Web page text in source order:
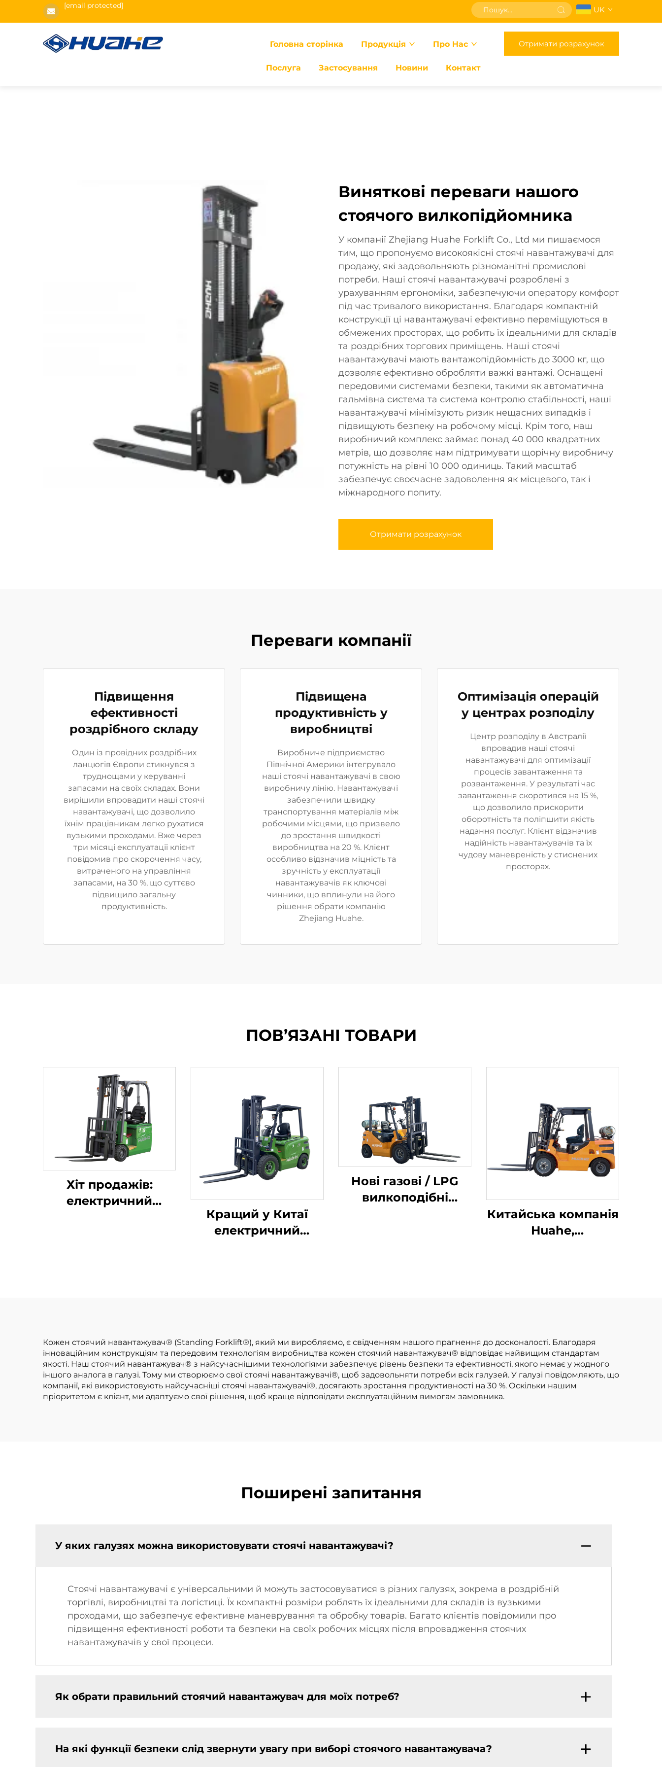
[email protected] UK
Головна сторінка Продукція Про Нас
Послуга Застосування Новини Контакт
Отримати розрахунок
Виняткові переваги нашого
стоячого вилкопідйомника
У компанії Zhejiang Huahe Forklift Co., Ltd ми пишаємося
тим, що пропонуємо високоякісні стоячі навантажувачі для
продажу, які задовольняють різноманітні промислові
потреби. Наші стоячі навантажувачі розроблені з
урахуванням ергономіки, забезпечуючи оператору комфорт
під час тривалого використання. Благодаря компактній
конструкції ці навантажувачі ефективно переміщуються в
обмежених просторах, що робить їх ідеальними для складів
та роздрібних торгових приміщень. Наші стоячі
навантажувачі мають вантажопідйомність до 3000 кг, що
дозволяє ефективно обробляти важкі вантажі. Оснащені
передовими системами безпеки, такими як автоматична
гальмівна система та система контролю стабільності, наші
навантажувачі мінімізують ризик нещасних випадків і
підвищують безпеку на робочому місці. Крім того, наш
виробничий комплекс займає понад 40 000 квадратних
метрів, що дозволяє нам підтримувати щорічну виробничу
потужність на рівні 10 000 одиниць. Такий масштаб
забезпечує своєчасне задоволення як місцевого, так і
міжнародного попиту.
Отримати розрахунок
Переваги компанії
Підвищення
ефективності
роздрібного складу
Один із провідних роздрібних
ланцюгів Європи стикнувся з
труднощами у керуванні
запасами на своїх складах. Вони
вирішили впровадити наші стоячі
навантажувачі, що дозволило
їхнім працівникам легко рухатися
вузькими проходами. Вже через
три місяці експлуатації клієнт
повідомив про скорочення часу,
витраченого на управління
запасами, на 30 %, що суттєво
підвищило загальну
продуктивність.
Підвищена
продуктивність у
виробництві
Виробниче підприємство
Північної Америки інтегрувало
наші стоячі навантажувачі в свою
виробничу лінію. Навантажувачі
забезпечили швидку
транспортування матеріалів між
робочими місцями, що призвело
до зростання швидкості
виробництва на 20 %. Клієнт
особливо відзначив міцність та
зручність у експлуатації
навантажувачів як ключові
чинники, що вплинули на його
рішення обрати компанію
Zhejiang Huahe.
Оптимізація операцій
у центрах розподілу
Центр розподілу в Австралії
впровадив наші стоячі
навантажувачі для оптимізації
процесів завантаження та
розвантаження. У результаті час
завантаження скоротився на 15 %,
що дозволило прискорити
оборотність та поліпшити якість
надання послуг. Клієнт відзначив
надійність навантажувачів та їх
чудову маневреність у стиснених
просторах.
ПОВ’ЯЗАНІ ТОВАРИ
Хіт продажів:
електричний
Кращий у Китаї
електричний
літієвою батареєю
для продажу
Нові газові / LPG
вилкоподібні
Китайська компанія
Huahe,
зрідженому
нафтовому газі
вантажопідйомністю
3,5 т
Кожен стоячий навантажувач® (Standing Forklift®), який ми виробляємо, є свідченням нашого прагнення до досконалості. Благодаря
інноваційним конструкціям та передовим технологіям виробництва кожен стоячий навантажувач® відповідає найвищим стандартам
якості. Наш стоячий навантажувач® з найсучаснішими технологіями забезпечує рівень безпеки та ефективності, якого немає у жодного
іншого аналога в галузі. Тому ми створюємо свої стоячі навантажувачі®, щоб задовольняти потреби всіх галузей. У галузі повідомляють, що
компанії, які використовують найсучасніші стоячі навантажувачі®, досягають зростання продуктивності на 30 %. Оскільки нашим
пріоритетом є клієнт, ми адаптуємо свої рішення, щоб краще відповідати експлуатаційним вимогам замовника.
Поширені запитання
У яких галузях можна використовувати стоячі навантажувачі?
Стоячі навантажувачі є універсальними й можуть застосовуватися в різних галузях, зокрема в роздрібній
торгівлі, виробництві та логістиці. Їх компактні розміри роблять їх ідеальними для складів із вузькими
проходами, що забезпечує ефективне маневрування та обробку товарів. Багато клієнтів повідомили про
підвищення ефективності роботи та безпеки на своїх робочих місцях після впровадження стоячих
навантажувачів у свої процеси.
Як обрати правильний стоячий навантажувач для моїх потреб?
На які функції безпеки слід звернути увагу при виборі стоячого навантажувача?